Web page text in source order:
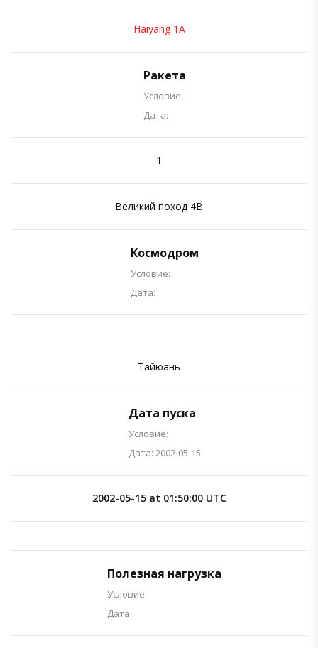
Haiyang 1A
Ракета
Условие:
Дата:
1
Великий поход 4B
Космодром
Условие:
Дата:
Тайюань
Дата пуска
Условие:
Дата: 2002-05-15
2002-05-15 at 01:50:00 UTC
Полезная нагрузка
Условие:
Дата: